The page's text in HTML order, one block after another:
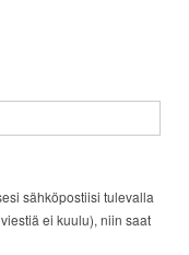
sähköpostiisi tulevalla
ei kuulu), niin saat